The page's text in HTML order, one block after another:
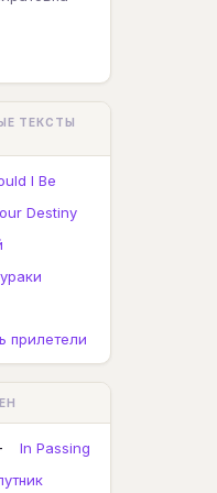
ТЕКСТЫ
I Be
Destiny
прилетели
In Passing